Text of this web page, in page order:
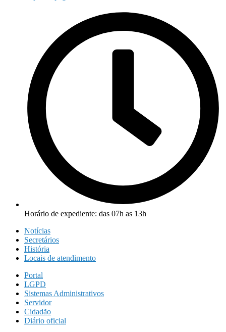
Horário de expediente: das 07h as 13h
Notícias
Secretários
História
Locais de atendimento
Portal
LGPD
Sistemas Administrativos
Servidor
Cidadão
Diário oficial